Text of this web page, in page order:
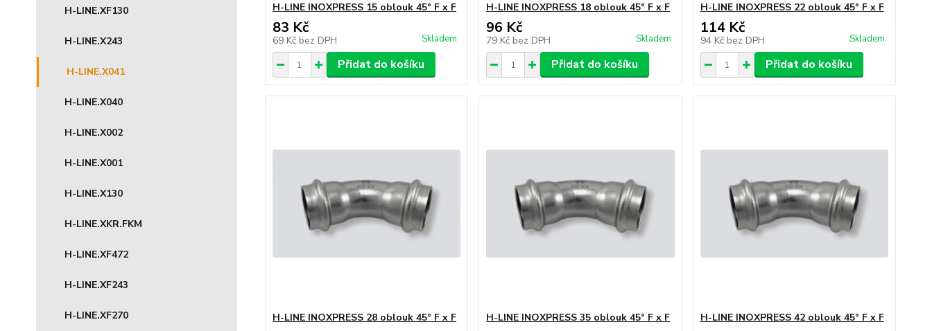
H-LINE.XF130
H-LINE.X243
H-LINE.X041
H-LINE.X040
H-LINE.X002
H-LINE.X001
H-LINE.X130
H-LINE.XKR.FKM
H-LINE.XF472
H-LINE.XF243
H-LINE.XF270
H-LINE INOXPRESS 15 oblouk 45° F x F
83 Kč
69 Kč bez DPH Skladem
Přidat do košíku
H-LINE INOXPRESS 18 oblouk 45° F x F
96 Kč
79 Kč bez DPH Skladem
Přidat do košíku
H-LINE INOXPRESS 22 oblouk 45° F x F
114 Kč
94 Kč bez DPH Skladem
Přidat do košíku
H-LINE INOXPRESS 28 oblouk 45° F x F H-LINE INOXPRESS 35 oblouk 45° F x F H-LINE INOXPRESS 42 oblouk 45° F x F